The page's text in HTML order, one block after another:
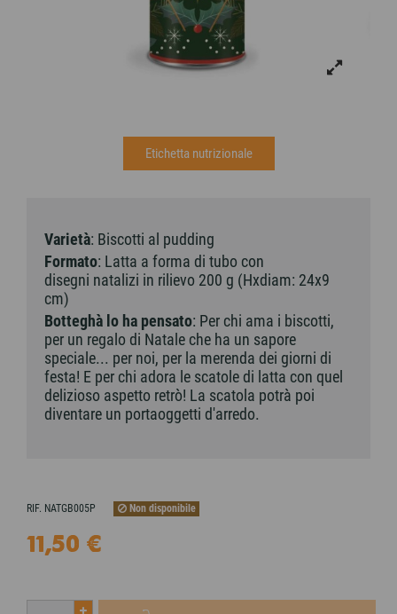
Etichetta nutrizionale
Varietà: Biscotti al pudding
Formato: Latta a forma di tubo con
disegni natalizi in rilievo 200 g (Hxdiam: 24x9
cm)
Botteghà lo ha pensato: Per chi ama i biscotti,
per un regalo di Natale che ha un sapore
speciale... per noi, per la merenda dei giorni di
festa! E per chi adora le scatole di latta con quel
delizioso aspetto retrò! La scatola potrà poi
diventare un portaoggetti d'arredo.
RIF. NATGB005P Non disponibile
11,50 €